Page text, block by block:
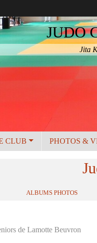
JUDO
Jita
CLUB PHOTOS &
ALBUMS PHOTOS
de Lamotte Beuvron